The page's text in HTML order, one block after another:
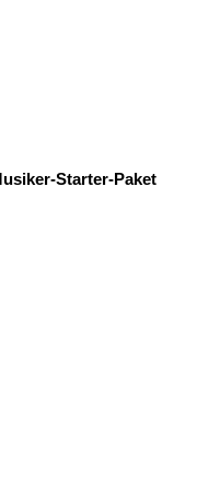
Starter-Paket